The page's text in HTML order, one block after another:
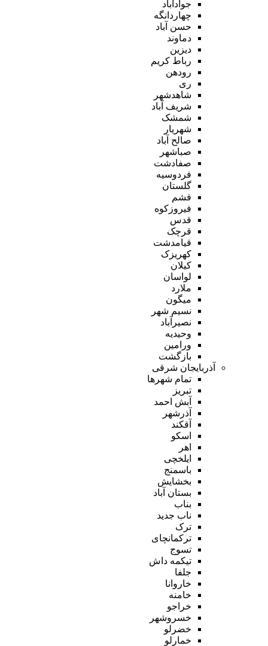
جوادآباد
چهاردانگه
حسن آباد
دماوند
دیزین
رباط کریم
رودهن
ری
شاهدشهر
شریف آباد
شمشک
شهریار
صالح آباد
صباشهر
صفادشت
فردوسیه
گلستان
فشم
فیروزکوه
قدس
قرچک
قیامدشت
کهریزک
کیلان
لواسان
ملارد
میگون
نسیم شهر
نصیرآباد
وحیدیه
ورامین
بازگشت
آذربایجان شرقی
تمام شهر‌ها
تبریز
آبش احمد
آذرشهر
آقکند
اسکو
اهر
ایلخچی
باسمنج
بخشایش
بستان آباد
بناب
ناب جدید
ترک
ترکمانچای
تسوج
تیکمه داش
جلفا
خاروانا
خامنه
خراجو
خسروشهر
خضرلو
خمارلو